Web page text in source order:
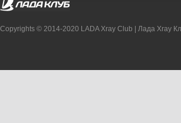
Copyrights © 2014-2020 LADA Xray Club | Лада Xray